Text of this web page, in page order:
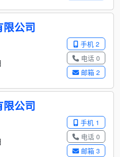
限公司
手机 2
电话 0
邮箱 2
限公司
手机 1
电话 0
邮箱 3